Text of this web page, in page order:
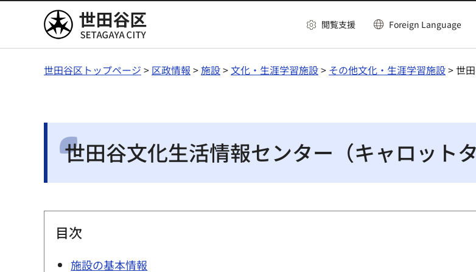
世田谷区 閲覧支援 Foreign Language
世田谷区トップページ > 区政情報 >施設>文化・生涯学習施設> その他文化・生涯学習施設> 世
世田谷文化生活情報センター（キャロットタ
目次
施設の基本情報